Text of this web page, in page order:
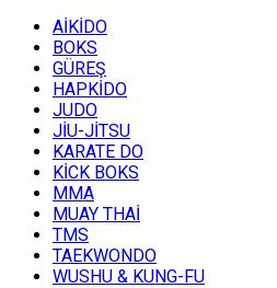
AİKİDO
BOKS
GÜREŞ
HAPKİDO
JUDO
JİU-JİTSU
KARATE DO
KİCK BOKS
MMA
MUAY THAİ
TMS
TAEKWONDO
WUSHU & KUNG-FU